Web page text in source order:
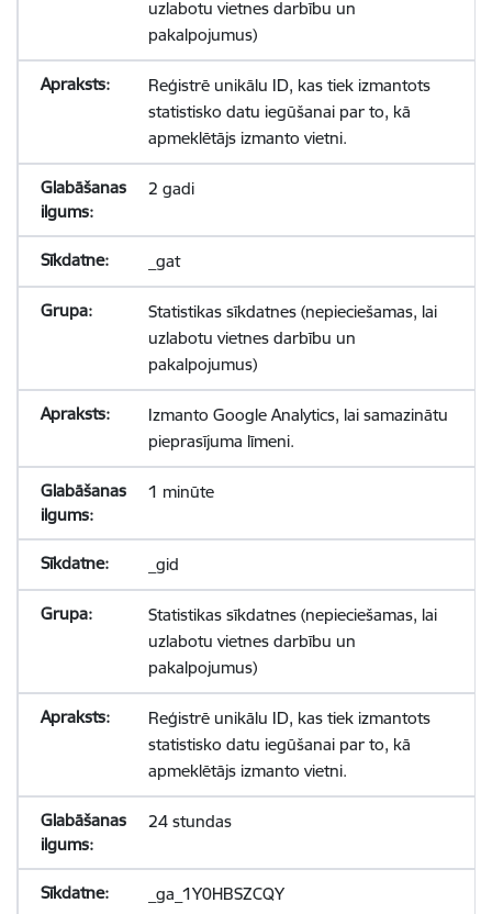
uzlabotu vietnes darbību un
pakalpojumus)
Reģistrē unikālu ID, kas tiek izmantots
statistisko datu iegūšanai par to, kā
apmeklētājs izmanto vietni.
2 gadi
_gat
Statistikas sīkdatnes (nepieciešamas, lai
uzlabotu vietnes darbību un
pakalpojumus)
Izmanto Google Analytics, lai samazinātu
pieprasījuma līmeni.
1 minūte
_gid
Statistikas sīkdatnes (nepieciešamas, lai
uzlabotu vietnes darbību un
pakalpojumus)
Reģistrē unikālu ID, kas tiek izmantots
statistisko datu iegūšanai par to, kā
apmeklētājs izmanto vietni.
24 stundas
_ga_1Y0HBSZCQY